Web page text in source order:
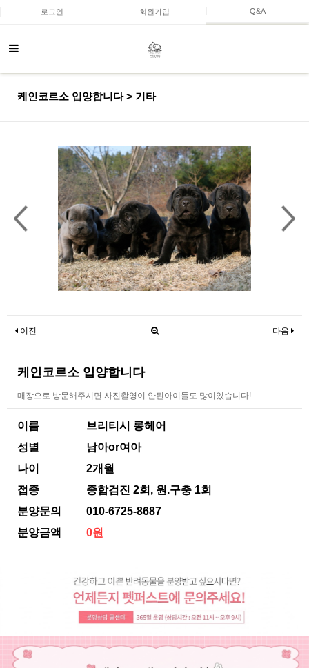
로그인 회원가입 Q&A
케인코르소 입양합니다 > 기타
이전 다음
케인코르소 입양합니다
매장으로 방문해주시면 사진촬영이 안된아이들도 많이있습니다!
이름
브리티시 롱헤어
성별
남아or여아
나이
2개월
접종
종합검진 2회, 원.구충 1회
분양문의
010-6725-8687
분양금액
0원